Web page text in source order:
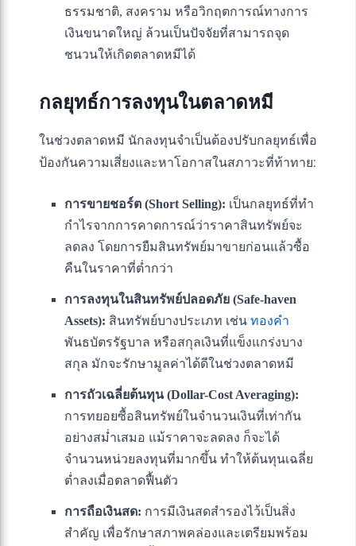
ธรรมชาติ, สงคราม หรือวิกฤตการณ์ทางการ
เงินขนาดใหญ่ ล้วนเป็นปัจจัยที่สามารถจุด
ชนวนให้เกิดตลาดหมีได้
กลยุทธ์การลงทุนในตลาดหมี
ในช่วงตลาดหมี นักลงทุนจำเป็นต้องปรับกลยุทธ์เพื่อ
ป้องกันความเสี่ยงและหาโอกาสในสภาวะที่ท้าทาย:
การขายชอร์ต (Short Selling): เป็นกลยุทธ์ที่ทำ
กำไรจากการคาดการณ์ว่าราคาสินทรัพย์จะ
ลดลง โดยการยืมสินทรัพย์มาขายก่อนแล้วซื้อ
คืนในราคาที่ต่ำกว่า
การลงทุนในสินทรัพย์ปลอดภัย (Safe-haven
Assets): สินทรัพย์บางประเภท เช่น ทองคำ
พันธบัตรรัฐบาล หรือสกุลเงินที่แข็งแกร่งบาง
สกุล มักจะรักษามูลค่าได้ดีในช่วงตลาดหมี
การถัวเฉลี่ยต้นทุน (Dollar-Cost Averaging):
การทยอยซื้อสินทรัพย์ในจำนวนเงินที่เท่ากัน
อย่างสม่ำเสมอ แม้ราคาจะลดลง ก็จะได้
จำนวนหน่วยลงทุนที่มากขึ้น ทำให้ต้นทุนเฉลี่ย
ต่ำลงเมื่อตลาดฟื้นตัว
การถือเงินสด: การมีเงินสดสำรองไว้เป็นสิ่ง
สำคัญ เพื่อรักษาสภาพคล่องและเตรียมพร้อม